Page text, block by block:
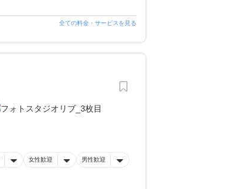
全ての料金・サービスを見る
女性歓迎 男性歓迎